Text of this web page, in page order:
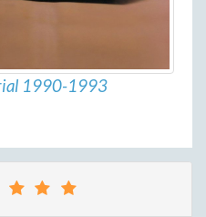
1990-1993